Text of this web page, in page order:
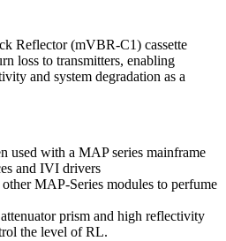
Reflector (mVBR-C1) cassette
loss to transmitters, enabling
and system degradation as a
used with a MAP series mainframe
and IVI drivers
MAP-Series modules to perfume
prism and high reflectivity
the level of RL.